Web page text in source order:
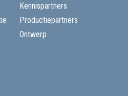
Kennispartners
Productiepartners
Ontwerp